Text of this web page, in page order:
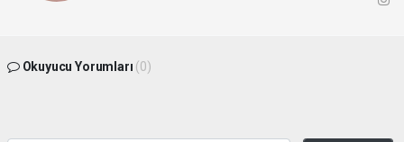
Okuyucu Yorumları (0)